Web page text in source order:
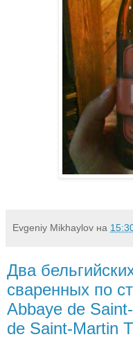
Evgeniy Mikhaylov на
Два
сваренных по
Abbaye de
de Saint-Martin